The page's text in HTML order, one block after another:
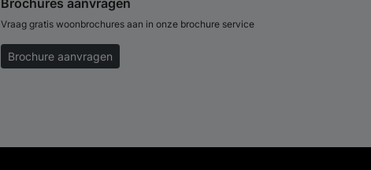
Brochures aanvragen
Vraag gratis woonbrochures aan in onze brochure service
Brochure aanvragen